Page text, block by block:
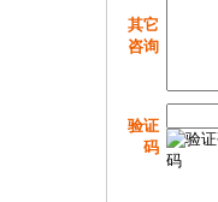
其它
咨询
验证
码